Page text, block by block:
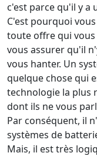
c'est parce qu'il y a
C'est pourquoi
toute offre qui
vous assurer qu'il
vous hanter. Un
quelque chose qui
technologie la plus
dont ils ne vous
Par conséquent, il
systèmes de
Mais, il est très